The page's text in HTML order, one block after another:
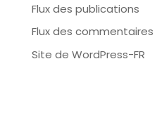
Flux des publications
Flux des commentaires
Site de WordPress-FR